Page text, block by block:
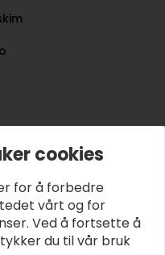
cookies
for å forbedre
vårt og for
Ved å fortsette å
du til vår bruk